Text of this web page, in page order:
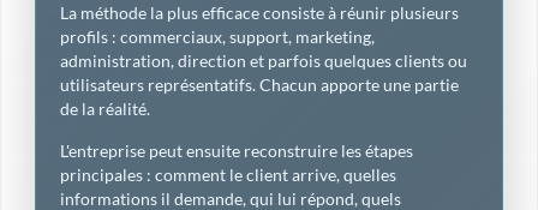
La méthode la plus efficace consiste à réunir plusieurs
profils : commerciaux, support, marketing,
administration, direction et parfois quelques clients ou
utilisateurs représentatifs. Chacun apporte une partie
de la réalité.
L'entreprise peut ensuite reconstruire les étapes
principales : comment le client arrive, quelles
informations il demande, qui lui répond, quels